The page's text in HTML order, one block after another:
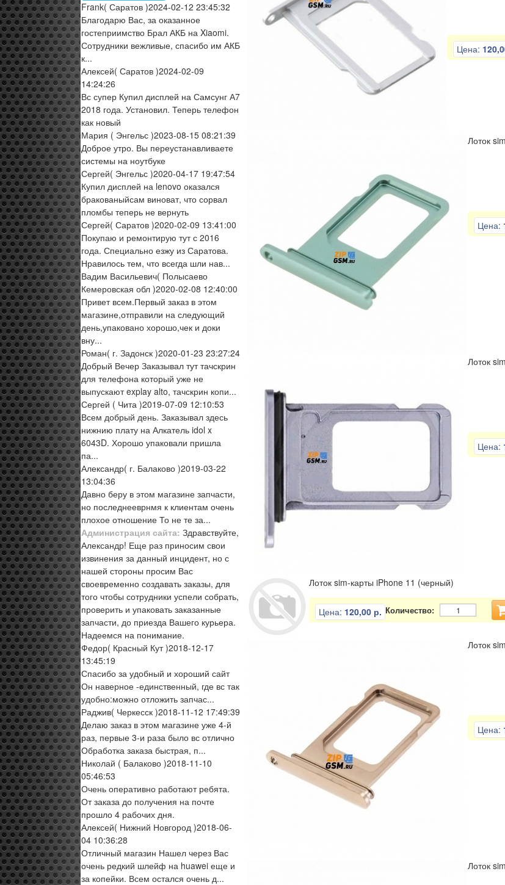
Frank( Саратов )2024-02-12 23:45:32
Благодарю Вас, за оказанное
гостеприимство Брал АКБ на Xiaomi.
Сотрудники вежливые, спасибо им АКБ
к...
Алексей( Саратов )2024-02-09
14:24:26
Вс супер Купил дисплей на Самсунг А7
2018 года. Установил. Теперь телефон
как новый
Мария ( Энгельс )2023-08-15 08:21:39
Доброе утро. Вы переустанавливаете
системы на ноутбуке
Сергей( Энгельс )2020-04-17 19:47:54
Купил дисплей на lenovo оказался
бракованыйсам виноват, что сорвал
пломбы теперь не вернуть
Сергей( Саратов )2020-02-09 13:41:00
Покупаю и ремонтирую тут с 2016
года. Специально езжу из Саратова.
Нравилось тем, что всегда шли нав...
Вадим Васильевич( Полысаево
Кемеровская обл )2020-02-08 12:40:00
Привет всем.Первый заказ в этом
магазине,отправили на следующий
день,упаковано хорошо,чек и доки
вну...
Роман( г. Задонск )2020-01-23 23:27:24
Добрый Вечер Заказывал тут тачскрин
для телефона который уже не
выпускают explay alto, тачскрин копи...
Сергей ( Чита )2019-07-09 12:10:53
Всем добрый день. Заказывал здесь
нижнию плату на Алкатель idol x
6043D. Хорошо упаковали пришла
па...
Александр( г. Балаково )2019-03-22
13:04:36
Давно беру в этом магазине запчасти,
но последнееврнмя к клиентам очень
плохое отношение То не те за...
Администрация сайта: Здравствуйте,
Александр! Еще раз приносим свои
извинения за данный инцидент, но с
нашей стороны просим Вас
своевременно создавать заказы, для
того чтобы сотрудники успели собрать,
проверить и упаковать заказанные
запчасти, до приезда Вашего курьера.
Надеемся на понимание.
Федор( Красный Кут )2018-12-17
13:45:19
Спасибо за удобный и хороший сайт
Он наверное -единственный, где вс так
удобно:можно отложить запчас...
Раджив( Черкесск )2018-11-12 17:49:39
Делаю заказ в этом магазине уже 4-й
раз, первые 3-и раза было вс отлично
Обработка заказа быстрая, п...
Николай ( Балаково )2018-11-10
05:46:53
Очень оперативно работают ребята.
От заказа до получения на почте
прошло 4 рабочих дня.
Алексей( Нижний Новгород )2018-06-
04 10:36:28
Отличный магазин Нашел через Вас
очень редкий шлейф на huawei еще и
за копейки. Всем остался очень д...
Цена:
Лоток
Цена:
Лоток
Цена:
Лоток sim-карты iPhone 11 (черный)
Цена: 120,00 р. Количество:
Лоток
Цена:
Лоток